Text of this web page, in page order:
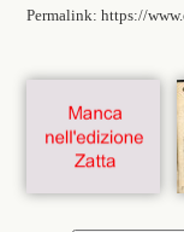
Permalink:https://